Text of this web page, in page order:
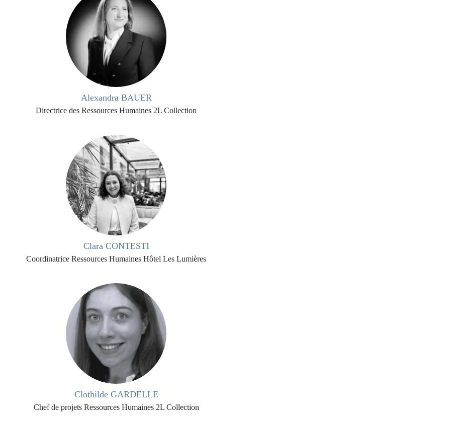
Alexandra BAUER
Directrice des Ressources Humaines 2L Collection
Clara CONTESTI
Coordinatrice Ressources Humaines Hôtel Les Lumières
Clothilde GARDELLE
Chef de projets Ressources Humaines 2L Collection